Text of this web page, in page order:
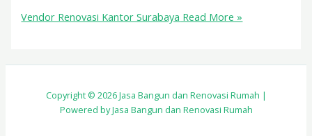
Vendor Renovasi Kantor Surabaya Read More »
Copyright © 2026 Jasa Bangun dan Renovasi Rumah |
Powered by Jasa Bangun dan Renovasi Rumah